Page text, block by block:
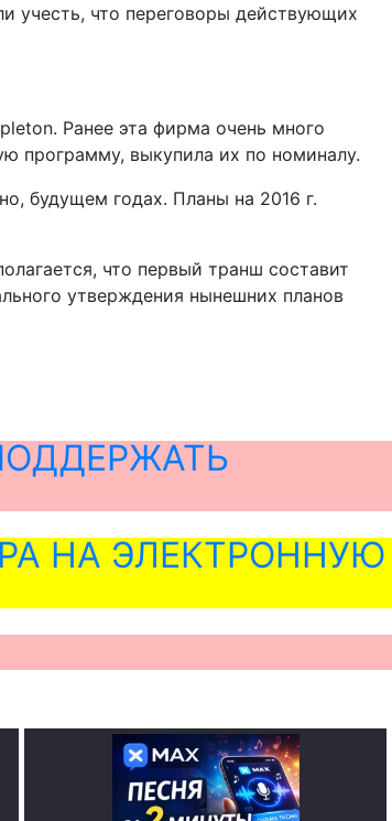
учесть, что переговоры действующих
Ранее эта фирма очень много
программу, выкупила их по номиналу.
будущем годах. Планы на 2016 г.
что первый транш составит
утверждения нынешних планов
НА ЭЛЕКТРОННУЮ